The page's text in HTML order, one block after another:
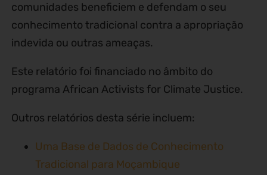
comunidades beneficiem e defendam o seu
conhecimento tradicional contra a apropriação
indevida ou outras ameaças.
Este relatório foi financiado no âmbito do
programa African Activists for Climate Justice.
Outros relatórios desta série incluem:
Uma Base de Dados de Conhecimento
Tradicional para Moçambique